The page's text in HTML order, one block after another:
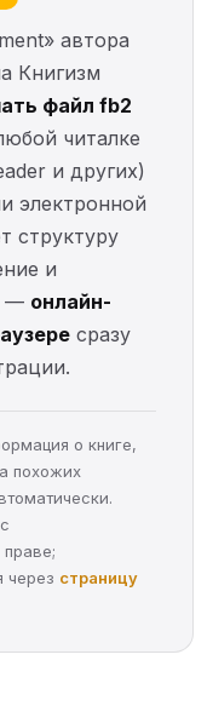
автора
Книгизм
файл fb2
читалке
и других)
электронной
структуру
и
— онлайн-
сразу
о книге,
похожих
через страницу